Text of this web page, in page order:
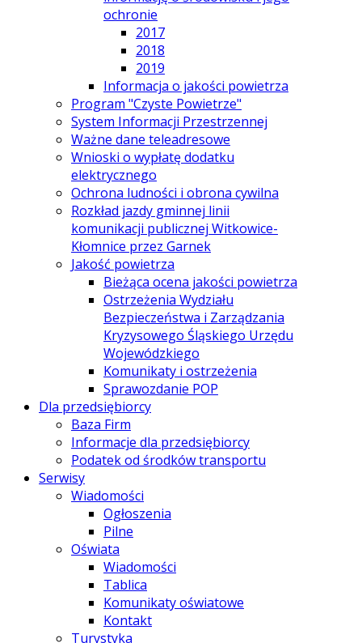
ochronie
2017
2018
2019
Informacja o jakości powietrza
Program "Czyste Powietrze"
System Informacji Przestrzennej
Ważne dane teleadresowe
Wnioski o wypłatę dodatku
elektrycznego
Ochrona ludności i obrona cywilna
Rozkład jazdy gminnej linii
komunikacji publicznej Witkowice-
Kłomnice przez Garnek
Jakość powietrza
Bieżąca ocena jakości powietrza
Ostrzeżenia Wydziału
Bezpieczeństwa i Zarządzania
Kryzysowego Śląskiego Urzędu
Wojewódzkiego
Komunikaty i ostrzeżenia
Sprawozdanie POP
Dla przedsiębiorcy
Baza Firm
Informacje dla przedsiębiorcy
Podatek od środków transportu
Serwisy
Wiadomości
Ogłoszenia
Pilne
Oświata
Wiadomości
Tablica
Komunikaty oświatowe
Kontakt
Turystyka